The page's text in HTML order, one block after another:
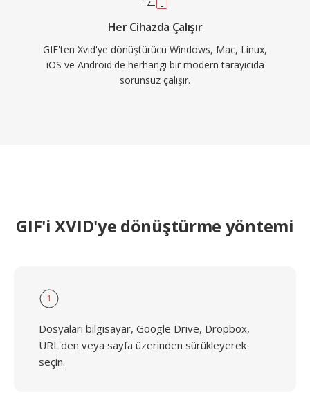
Her Cihazda Çalışır
GIF'ten Xvid'ye dönüştürücü Windows, Mac, Linux,
iOS ve Android'de herhangi bir modern tarayıcıda
sorunsuz çalışır.
GIF'i XVID'ye dönüştürme yöntemi
1
Dosyaları bilgisayar, Google Drive, Dropbox,
URL'den veya sayfa üzerinden sürükleyerek
seçin.